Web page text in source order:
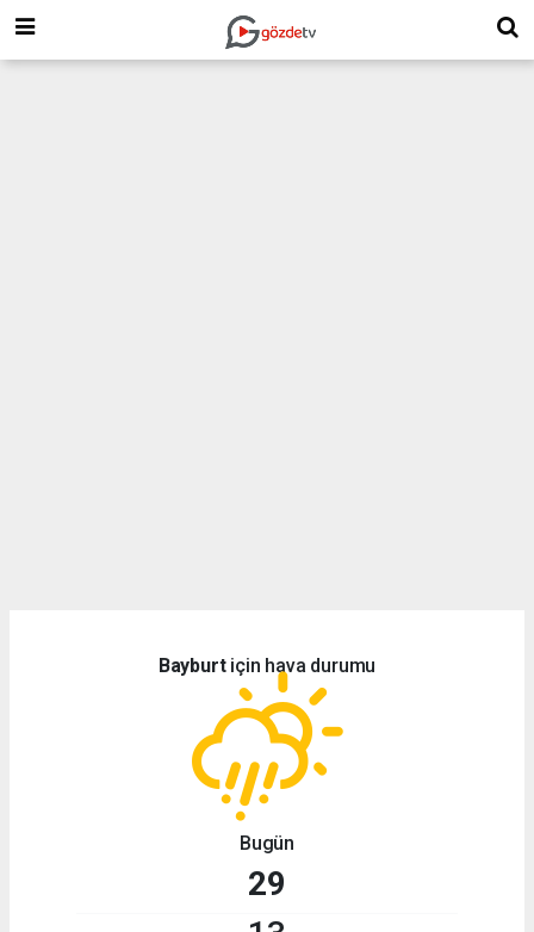
Bayburtiçin hava durumu
Bugün
29